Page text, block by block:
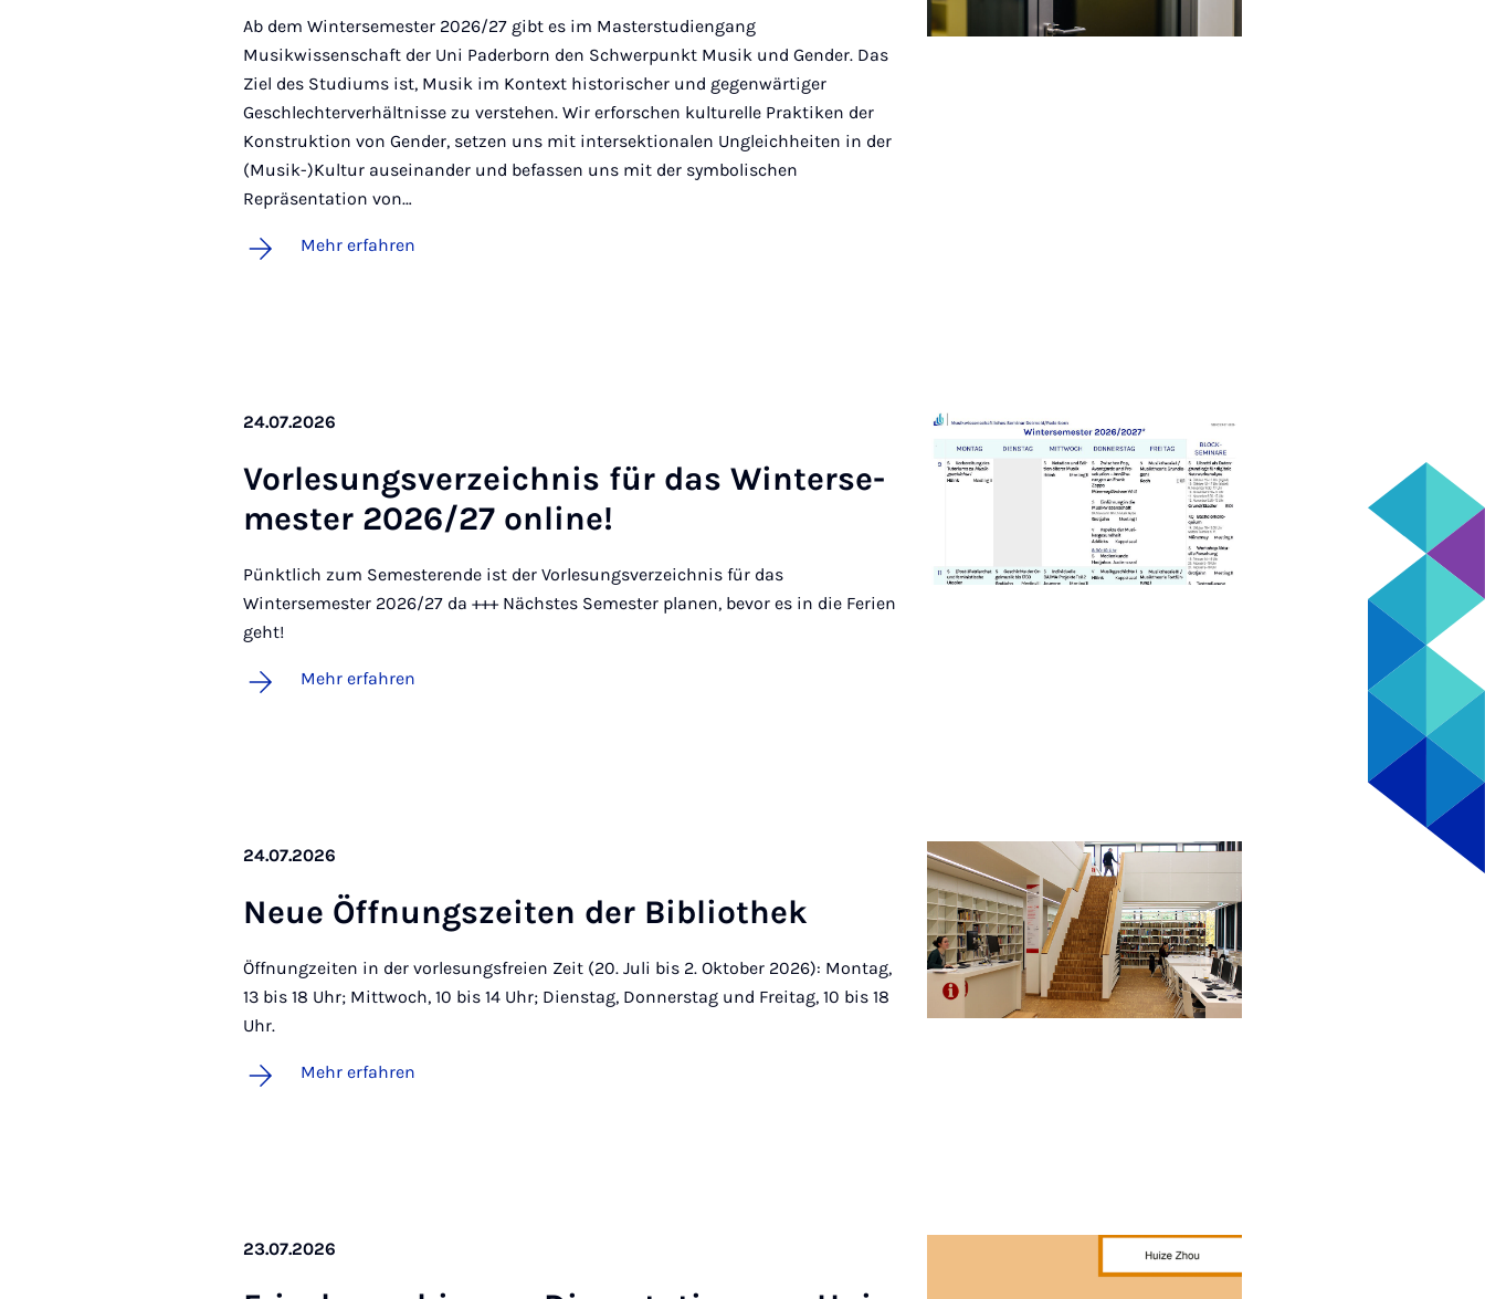
Ab dem Wintersemester 2026/27 gibt es im Masterstudiengang
Musikwissenschaft der Uni Paderborn den Schwerpunkt Musik und Gender. Das
Ziel des Studiums ist, Musik im Kontext historischer und gegenwärtiger
Geschlechterverhältnisse zu verstehen. Wir erforschen kulturelle Praktiken der
Konstruktion von Gender, setzen uns mit intersektionalen Ungleichheiten in der
(Musik-)Kultur auseinander und befassen uns mit der symbolischen
Repräsentation von…
Mehr erfahren
24.07.2026
Vor­le­sungs­ver­zeich­nis für das Win­ter­se­
mes­ter 2026/27 on­line!
Pünktlich zum Semesterende ist der Vorlesungsverzeichnis für das
Wintersemester 2026/27 da +++ Nächstes Semester planen, bevor es in die Ferien
geht!
Mehr erfahren
24.07.2026
Neue Öff­nungs­zei­ten der Bi­blio­thek
Öffnungzeiten in der vorlesungsfreien Zeit (20. Juli bis 2. Oktober 2026): Montag,
13 bis 18 Uhr; Mittwoch, 10 bis 14 Uhr; Dienstag, Donnerstag und Freitag, 10 bis 18
Uhr.
Mehr erfahren
23.07.2026